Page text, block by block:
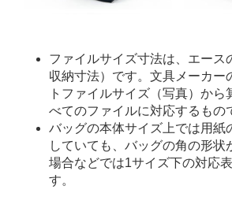
ファイルサイズ寸法は、エース
収納寸法）です。文具メーカー
トファイルサイズ（写真）から
べてのファイルに対応するもの
バッグの本体サイズ上では用紙
していても、バッグの角の形状
場合などでは1サイズ下の対応
す。